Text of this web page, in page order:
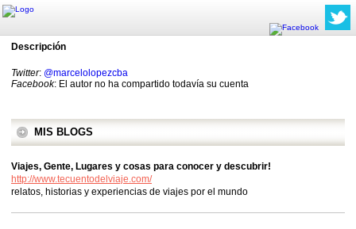
Descripción
Twitter: @marcelolopezcba
Facebook: El autor no ha compartido todavía su cuenta
MIS BLOGS
Viajes, Gente, Lugares y cosas para conocer y descubrir!
http://www.tecuentodelviaje.com/
relatos, historias y experiencias de viajes por el mundo